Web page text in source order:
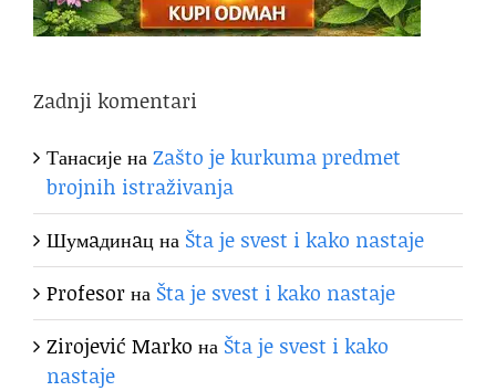
Zadnji komentari
ТанасијенаZašto je kurkuma predmet
brojnih istraživanja
Шумaдинaцна Šta je svest i kako nastaje
Profesorна Šta je svest i kako nastaje
Zirojević Marko на Šta je svest i kako
nastaje